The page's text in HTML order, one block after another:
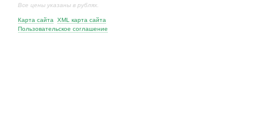
Все цены указаны в рублях.
Карта сайта
XML карта сайта
Пользовательское соглашение